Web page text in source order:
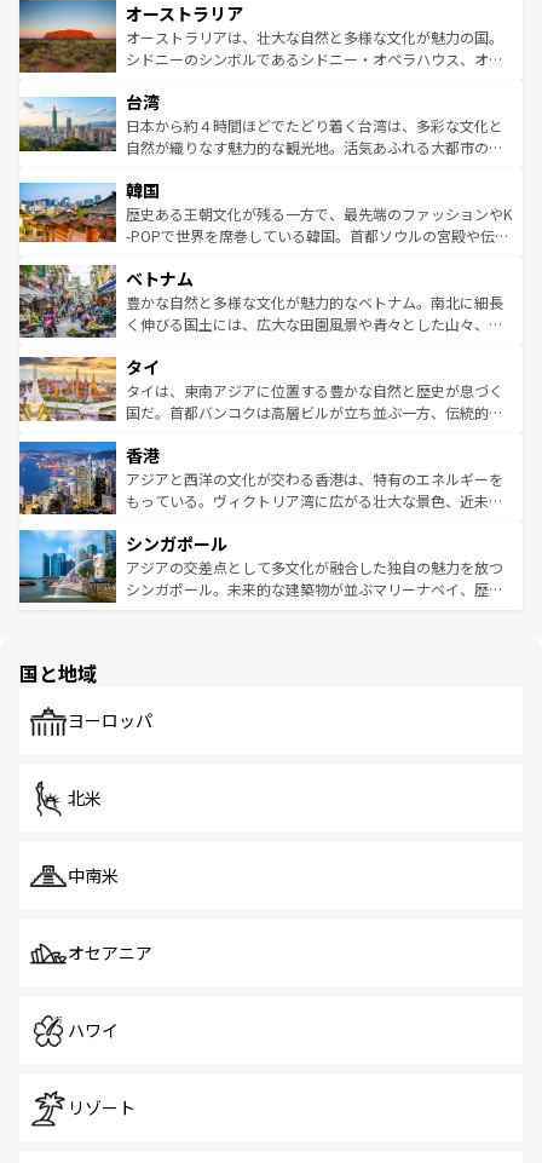
部のニューオーリンズでは、音楽と美食が融合した独特の
文化が魅力。旅行者はアメリカの各地域で異なる魅力を楽
しみながら、その多様性と豊かな歴史を感じることができ
ならではの贅沢な旅のスタイルだ。 なお、新着のアメリカ
情報はコンテンツ一覧を参照してほしい。
ワイ島は見逃せない。また、定番の観光地といえばオアフ
島だが、静かな自然を求めるならマウイ島やカウアイ島が
おすすめ。エメラルドグリーンに輝く海をはじめ、豊かな
れるおもてなしの心で訪れる人々を迎えてくれるハワイの
人々、おいしいローカルフードやハワイアンミュージッ
ク、伝統的なフラダンスなど、すべてがハワイの魅力を彩
ワイを、存分に味わってほしい。 なお、新着のハワイ情報
はコンテンツ一覧を参照してほしい。
オーストラリア
オーストラリアは、壮大な自然と多様な文化が魅力の国。
シドニーのシンボルであるシドニー・オペラハウス、オー
リアリーフや大陸中央部にそびえるウルル（エアーズロッ
ク）、タスマニアの美しい原生林やケアンズの熱帯雨林な
ど、見どころがたくさん。また、カフェやワイン、オージ
いる。アクティビティも充実しており、サーフィンやダイ
ビング、ハイキングなど、アウトドア好きにはたまらな
い。オーストラリアの多彩な魅力を存分に味わいつくそ
参照してほしい。
台湾
日本から約４時間ほどでたどり着く台湾は、多彩な文化と
自然が織りなす魅力的な観光地。活気あふれる大都市の台
ン）、静ひつな山岳地帯である台湾東部など、都市の喧騒
と山間の静けさが共存しており、訪れる人に新しい発見と
驚きをもたらしてくれる。また、奥深い台湾の食文化も魅
容にもいいと評判のスイーツなど、バラエティ豊かな料理
が味わえる。 なお、新着の台湾情報は コンテンツ一覧を参
照してほしい。
韓国
歴史ある王朝文化が残る一方で、最先端のファッションやK
-POPで世界を席巻している韓国。首都ソウルの宮殿や伝統
き、地方に足を延ばせば四季折々の自然美を楽しむことが
できる。そして、キムチや焼肉、絶品のストリートフード
まで、さまざまな韓国料理が待っている。夜には、韓国な
リティに包まれながら、韓国の多彩な魅力を心ゆくまで味
わってみてほしい。 なお、新着の韓国情報はコンテンツ一
覧を参照してほしい。
ベトナム
豊かな自然と多様な文化が魅力的なベトナム。南北に細長
く伸びる国土には、広大な田園風景や青々とした山々、世
急速な発展と共に伝統が息づく。ハノイの古い町並みやホ
ーチミン市のフランス統治時代の建物も、独特の雰囲気を
醸し出している。また、バラエティの豊かさとおいしさで
とつ。フォーやバインミー、ベトナムコーヒーなどは、ぜ
ひ現地で味わいたい。どの地域を訪れてもあたたかい人々
が旅行者を迎えてくれるので、きっと忘れられない旅にな
参照してほしい。
タイ
タイは、東南アジアに位置する豊かな自然と歴史が息づく
国だ。首都バンコクは高層ビルが立ち並ぶ一方、伝統的な
の活気が交差している。北部ではチェンマイなどの山岳地
帯で自然と触れ合い、南部ではプーケットやクラビの美し
いビーチでリゾート気分を楽しむことができる。タイ料理
激する。気候は一年中温暖で、どの季節にも異なる楽しみ
が待っている。親しみやすいタイの人々、仏教を中心とし
た文化、そして多様な観光資源が、訪れる旅人を魅了し続
香港
アジアと西洋の文化が交わる香港は、特有のエネルギーを
もっている。ヴィクトリア湾に広がる壮大な景色、近未来
み、どこを訪れても感動するはず。観光スポットが密集し
ており、効率よく見どころを回れるのも魅力。息をのむよ
うな絶景から文化的な体験まで、香港を存分に楽しみ尽く
シンガポール
アジアの交差点として多文化が融合した独自の魅力を放つ
シンガポール。未来的な建築物が並ぶマリーナベイ、歴史
で、ホーカーズは地元の風情を楽しめる外せないスポット
国と地域
ヨーロッパ
北米
中南米
オセアニア
ハワイ
リゾート